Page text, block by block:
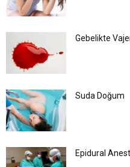
Gebelikte
Suda Doğum
Epidural